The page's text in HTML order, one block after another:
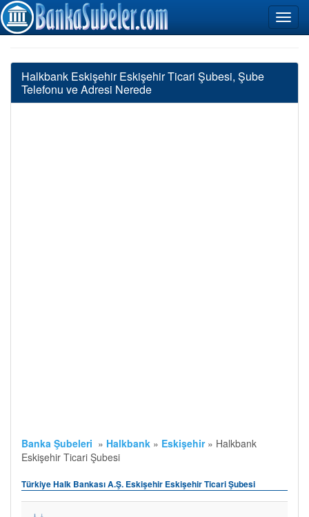
Halkbank Eskişehir Eskişehir Ticari Şubesi, Şube
Telefonu ve Adresi Nerede
Banka Şubeleri » Halkbank » Eskişehir » Halkbank
Eskişehir Ticari Şubesi
Türkiye Halk Bankası A.Ş. Eskişehir Eskişehir Ticari Şubesi